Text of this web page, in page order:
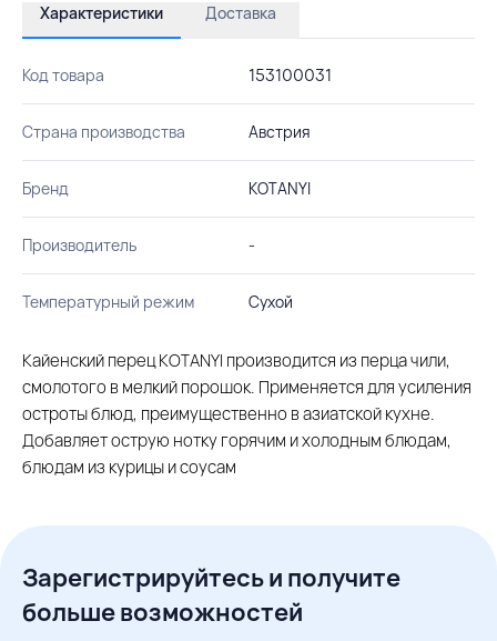
Характеристики Доставка
Код товара 153100031
Страна производства Австрия
Бренд KOTANYI
Производитель -
Температурный режим Сухой
Кайенский перец KOTANYI производится из перца чили,
смолотого в мелкий порошок. Применяется для усиления
остроты блюд, преимущественно в азиатской кухне.
Добавляет острую нотку горячим и холодным блюдам,
блюдам из курицы и соусам
Зарегистрируйтесь и получите
больше возможностей